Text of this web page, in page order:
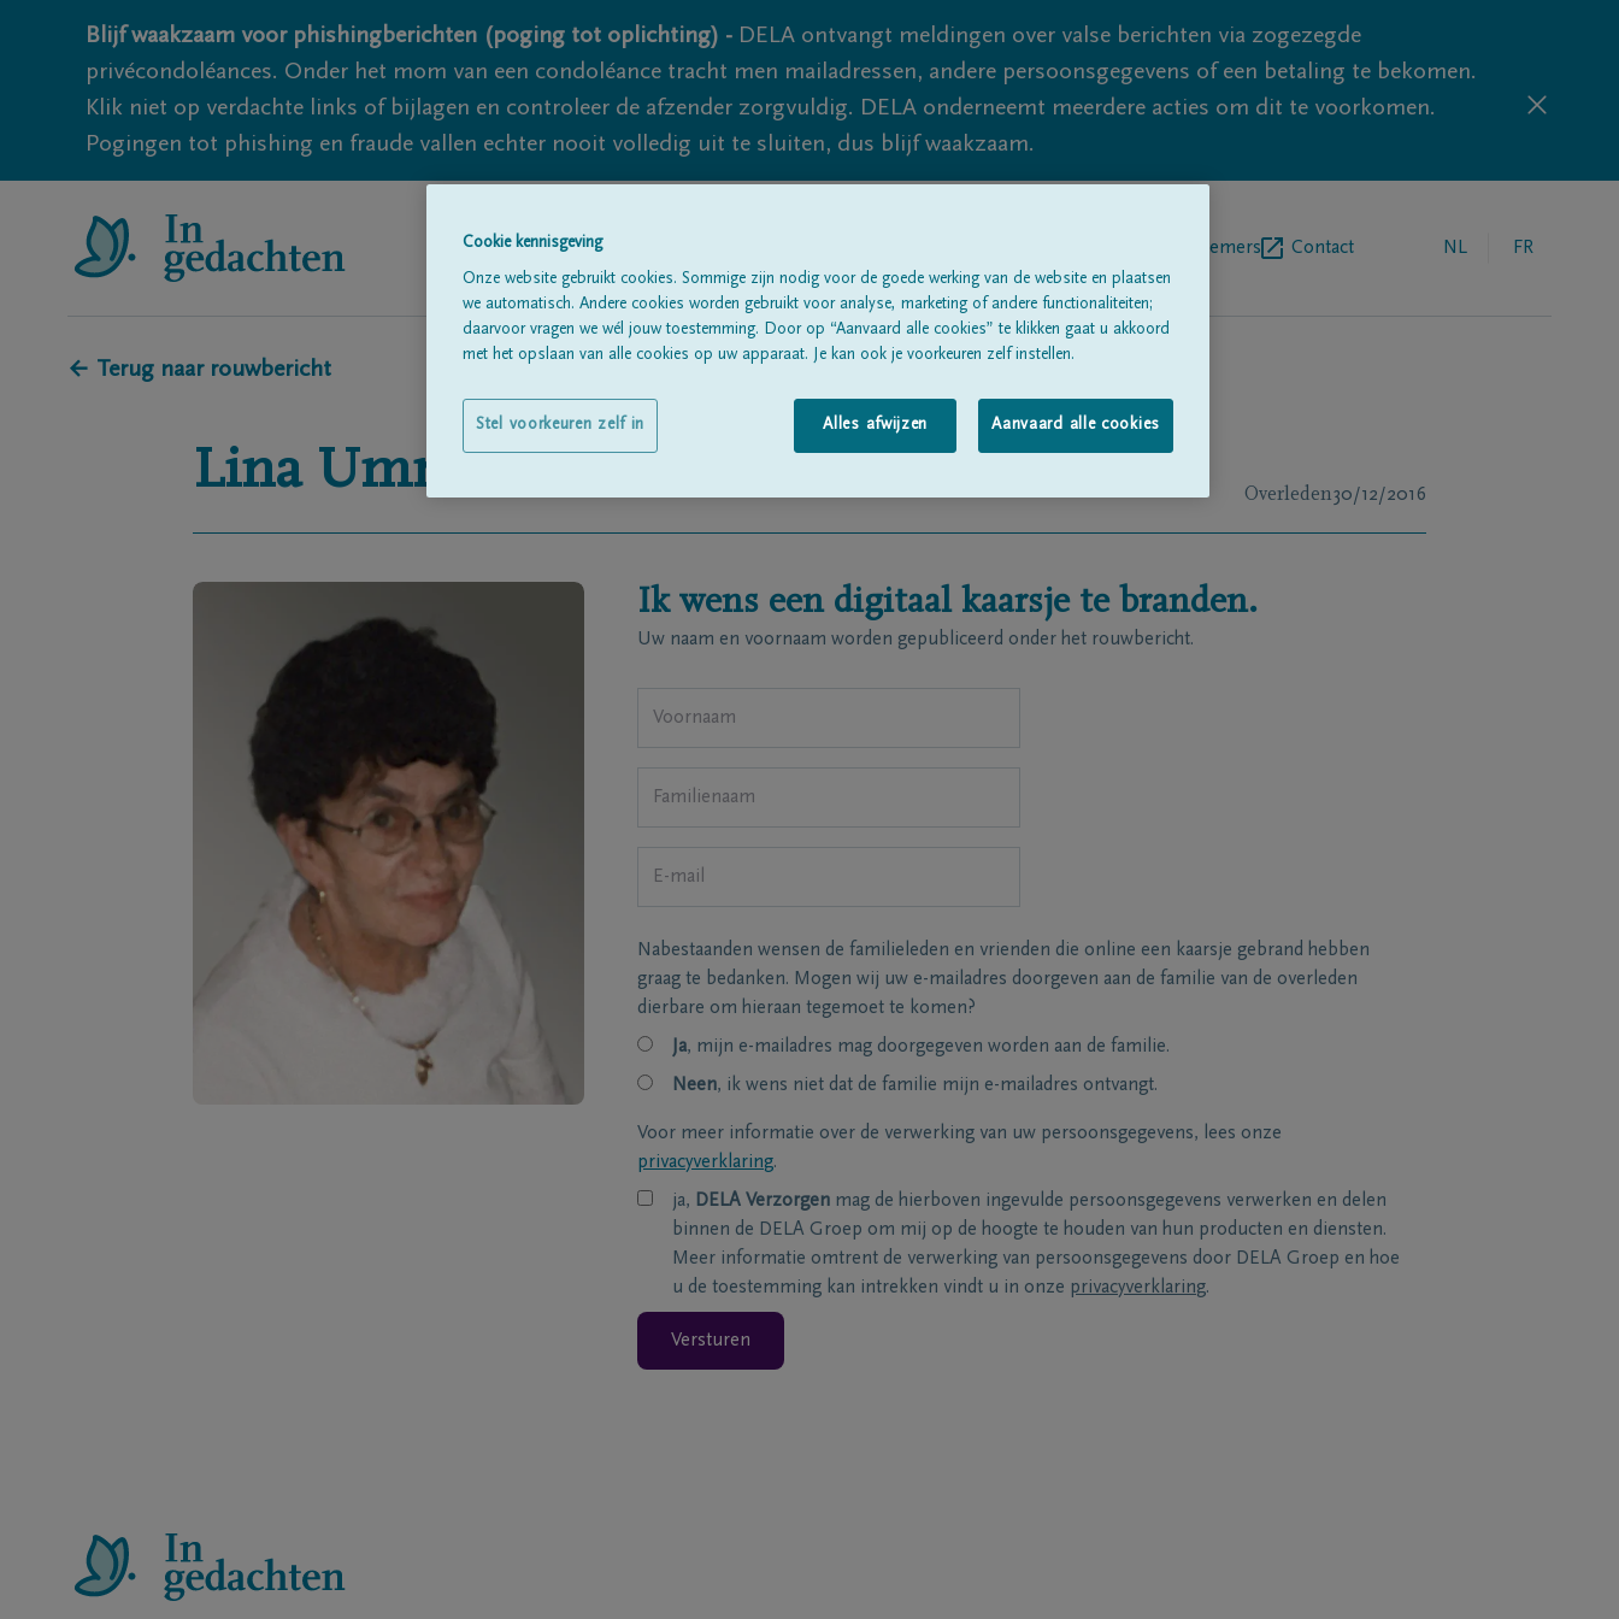
Blijf waakzaam voor phishingberichten (poging tot oplichting) - DELA ontvangt meldingen over valse berichten via zogezegde
privécondoléances. Onder het mom van een condoléance tracht men mailadressen, andere persoonsgegevens of een betaling te bekomen.
Klik niet op verdachte links of bijlagen en controleer de afzender zorgvuldig. DELA onderneemt meerdere acties om dit te voorkomen.
Pogingen tot phishing en fraude vallen echter nooit volledig uit te sluiten, dus blijf waakzaam.
Begrafenisondernemers Contact NL FR
← Terug naar rouwbericht
Lina Ummels Overleden30/12/2016
Ik wens een digitaal kaarsje te branden.
Uw naam en voornaam worden gepubliceerd onder het rouwbericht.
Nabestaanden wensen de familieleden en vrienden die online een kaarsje gebrand hebben
graag te bedanken. Mogen wij uw e-mailadres doorgeven aan de familie van de overleden
dierbare om hieraan tegemoet te komen?
Ja, mijn e-mailadres mag doorgegeven worden aan de familie.
Neen, ik wens niet dat de familie mijn e-mailadres ontvangt.
Voor meer informatie over de verwerking van uw persoonsgegevens, lees onze
privacyverklaring.
ja, DELA Verzorgen mag de hierboven ingevulde persoonsgegevens verwerken en delen
binnen de DELA Groep om mij op de hoogte te houden van hun producten en diensten.
Meer informatie omtrent de verwerking van persoonsgegevens door DELA Groep en hoe
u de toestemming kan intrekken vindt u in onze privacyverklaring.
Versturen
Cookie kennisgeving
Onze website gebruikt cookies. Sommige zijn nodig voor de goede werking van de website en plaatsen
we automatisch. Andere cookies worden gebruikt voor analyse, marketing of andere functionaliteiten;
daarvoor vragen we wél jouw toestemming. Door op “Aanvaard alle cookies” te klikken gaat u akkoord
met het opslaan van alle cookies op uw apparaat. Je kan ook je voorkeuren zelf instellen.
Alles afwijzen Aanvaard alle cookies
Stel voorkeuren zelf in